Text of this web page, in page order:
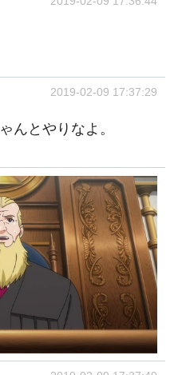
2019-02-09 17:37:29
んとやりなよ。